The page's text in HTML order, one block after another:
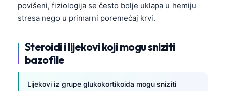
povišeni, fiziologija se često bolje uklapa u hemiju
stresa nego u primarni poremećaj krvi.
Steroidi i lijekovi koji mogu sniziti
bazofile
Lijekovi iz grupe glukokortikoida mogu sniziti